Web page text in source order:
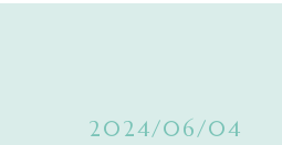
2024/06/04